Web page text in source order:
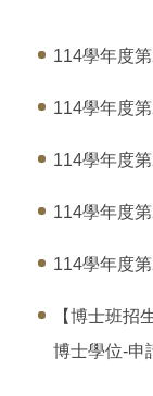
114學年度
114學年度
114學年度
114學年度
114學年度
【博士班招
博士學位-申